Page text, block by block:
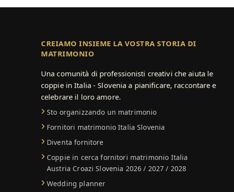
CREIAMO INSIEME LA VOSTRA STORIA DI
MATRIMONIO
Una comunità di professionisti creativi che aiuta le
coppie in Italia - Slovenia a pianificare, raccontare e
celebrare il loro amore.
Sto organizzando un matrimonio
Fornitori matrimonio Italia Slovenia
Diventa fornitore
Coppie in cerca fornitori matrimonio Italia
Austria Croazi Slovenia 2026 / 2027 / 2028
Wedding planner